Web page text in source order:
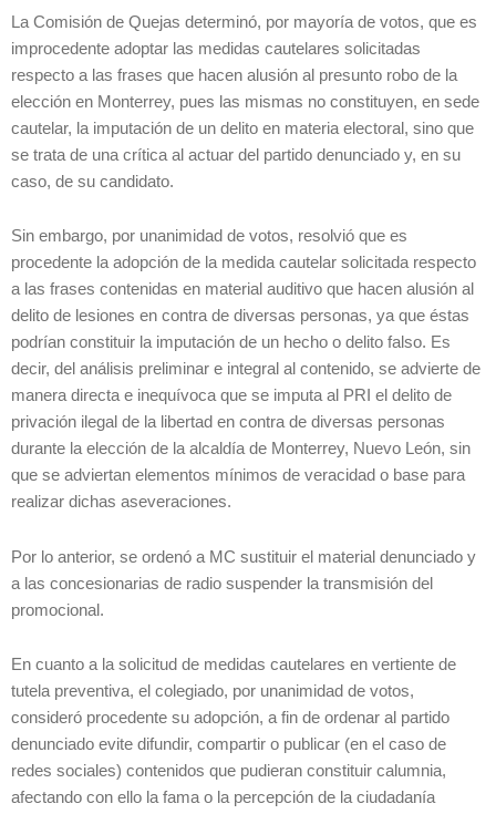
La Comisión de Quejas determinó, por mayoría de votos, que es
improcedente adoptar las medidas cautelares solicitadas
respecto a las frases que hacen alusión al presunto robo de la
elección en Monterrey, pues las mismas no constituyen, en sede
cautelar, la imputación de un delito en materia electoral, sino que
se trata de una crítica al actuar del partido denunciado y, en su
caso, de su candidato.
Sin embargo, por unanimidad de votos, resolvió que es
procedente la adopción de la medida cautelar solicitada respecto
a las frases contenidas en material auditivo que hacen alusión al
delito de lesiones en contra de diversas personas, ya que éstas
podrían constituir la imputación de un hecho o delito falso. Es
decir, del análisis preliminar e integral al contenido, se advierte de
manera directa e inequívoca que se imputa al PRI el delito de
privación ilegal de la libertad en contra de diversas personas
durante la elección de la alcaldía de Monterrey, Nuevo León, sin
que se adviertan elementos mínimos de veracidad o base para
realizar dichas aseveraciones.
Por lo anterior, se ordenó a MC sustituir el material denunciado y
a las concesionarias de radio suspender la transmisión del
promocional.
En cuanto a la solicitud de medidas cautelares en vertiente de
tutela preventiva, el colegiado, por unanimidad de votos,
consideró procedente su adopción, a fin de ordenar al partido
denunciado evite difundir, compartir o publicar (en el caso de
redes sociales) contenidos que pudieran constituir calumnia,
afectando con ello la fama o la percepción de la ciudadanía